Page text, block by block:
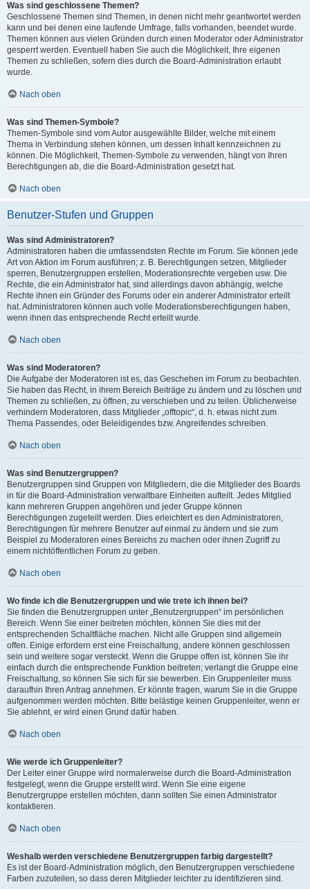
Was sind geschlossene Themen?
Geschlossene Themen sind Themen, in denen nicht mehr geantwortet werden
kann und bei denen eine laufende Umfrage, falls vorhanden, beendet wurde.
Themen können aus vielen Gründen durch einen Moderator oder Administrator
gesperrt werden. Eventuell haben Sie auch die Möglichkeit, Ihre eigenen
Themen zu schließen, sofern dies durch die Board-Administration erlaubt
wurde.
Nach oben
Was sind Themen-Symbole?
Themen-Symbole sind vom Autor ausgewählte Bilder, welche mit einem
Thema in Verbindung stehen können, um dessen Inhalt kennzeichnen zu
können. Die Möglichkeit, Themen-Symbole zu verwenden, hängt von Ihren
Berechtigungen ab, die die Board-Administration gesetzt hat.
Nach oben
Benutzer-Stufen und Gruppen
Was sind Administratoren?
Administratoren haben die umfassendsten Rechte im Forum. Sie können jede
Art von Aktion im Forum ausführen; z. B. Berechtigungen setzen, Mitglieder
sperren, Benutzergruppen erstellen, Moderationsrechte vergeben usw. Die
Rechte, die ein Administrator hat, sind allerdings davon abhängig, welche
Rechte ihnen ein Gründer des Forums oder ein anderer Administrator erteilt
hat. Administratoren können auch volle Moderationsberechtigungen haben,
wenn ihnen das entsprechende Recht erteilt wurde.
Nach oben
Was sind Moderatoren?
Die Aufgabe der Moderatoren ist es, das Geschehen im Forum zu beobachten.
Sie haben das Recht, in ihrem Bereich Beiträge zu ändern und zu löschen und
Themen zu schließen, zu öffnen, zu verschieben und zu teilen. Üblicherweise
verhindern Moderatoren, dass Mitglieder „offtopic“, d. h. etwas nicht zum
Thema Passendes, oder Beleidigendes bzw. Angreifendes schreiben.
Nach oben
Was sind Benutzergruppen?
Benutzergruppen sind Gruppen von Mitgliedern, die die Mitglieder des Boards
in für die Board-Administration verwaltbare Einheiten aufteilt. Jedes Mitglied
kann mehreren Gruppen angehören und jeder Gruppe können
Berechtigungen zugeteilt werden. Dies erleichtert es den Administratoren,
Berechtigungen für mehrere Benutzer auf einmal zu ändern und sie zum
Beispiel zu Moderatoren eines Bereichs zu machen oder ihnen Zugriff zu
einem nichtöffentlichen Forum zu geben.
Nach oben
Wo finde ich die Benutzergruppen und wie trete ich ihnen bei?
Sie finden die Benutzergruppen unter „Benutzergruppen“ im persönlichen
Bereich. Wenn Sie einer beitreten möchten, können Sie dies mit der
entsprechenden Schaltfläche machen. Nicht alle Gruppen sind allgemein
offen. Einige erfordern erst eine Freischaltung, andere können geschlossen
sein und weitere sogar versteckt. Wenn die Gruppe offen ist, können Sie ihr
einfach durch die entsprechende Funktion beitreten; verlangt die Gruppe eine
Freischaltung, so können Sie sich für sie bewerben. Ein Gruppenleiter muss
daraufhin Ihren Antrag annehmen. Er könnte fragen, warum Sie in die Gruppe
aufgenommen werden möchten. Bitte belästige keinen Gruppenleiter, wenn er
Sie ablehnt, er wird einen Grund dafür haben.
Nach oben
Wie werde ich Gruppenleiter?
Der Leiter einer Gruppe wird normalerweise durch die Board-Administration
festgelegt, wenn die Gruppe erstellt wird. Wenn Sie eine eigene
Benutzergruppe erstellen möchten, dann sollten Sie einen Administrator
kontaktieren.
Nach oben
Weshalb werden verschiedene Benutzergruppen farbig dargestellt?
Es ist der Board-Administration möglich, den Benutzergruppen verschiedene
Farben zuzuteilen, so dass deren Mitglieder leichter zu identifizieren sind.